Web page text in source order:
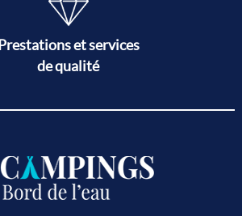
Prestations et services
de qualité